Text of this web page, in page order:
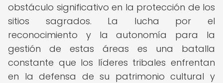
obstáculo significativo en la protección de los
sitios sagrados. La lucha por el
reconocimiento y la autonomía para la
gestión de estas áreas es una batalla
constante que los líderes tribales enfrentan
en la defensa de su patrimonio cultural y